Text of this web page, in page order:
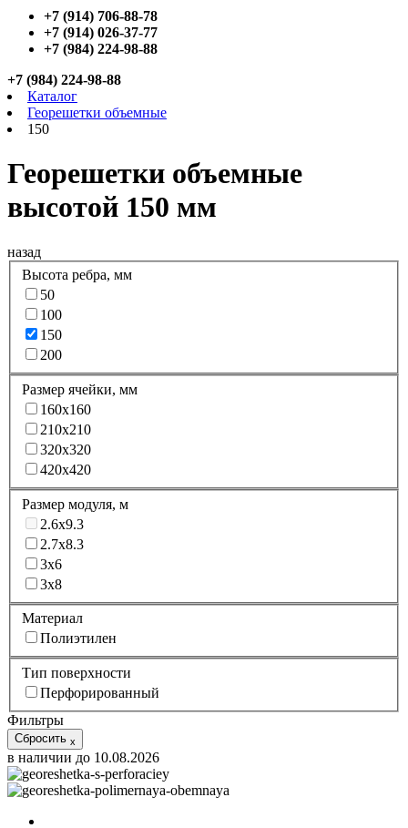
+7 (914) 706-88-78
+7 (914) 026-37-77
+7 (984) 224-98-88
+7 (984) 224-98-88
Каталог
Георешетки объемные
150
Георешетки объемные
высотой 150 мм
назад
Высота ребра, мм
50
100
150
200
Размер ячейки, мм
160x160
210x210
320x320
420x420
Размер модуля, м
2.6x9.3
2.7x8.3
3x6
3x8
Материал
Полиэтилен
Тип поверхности
Перфорированный
Фильтры
Сбросить x
в наличии до 10.08.2026